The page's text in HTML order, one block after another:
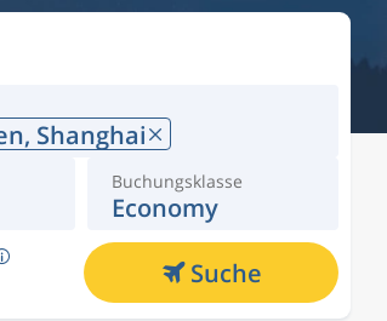
Shanghai
Buchungsklasse
Economy
Suche